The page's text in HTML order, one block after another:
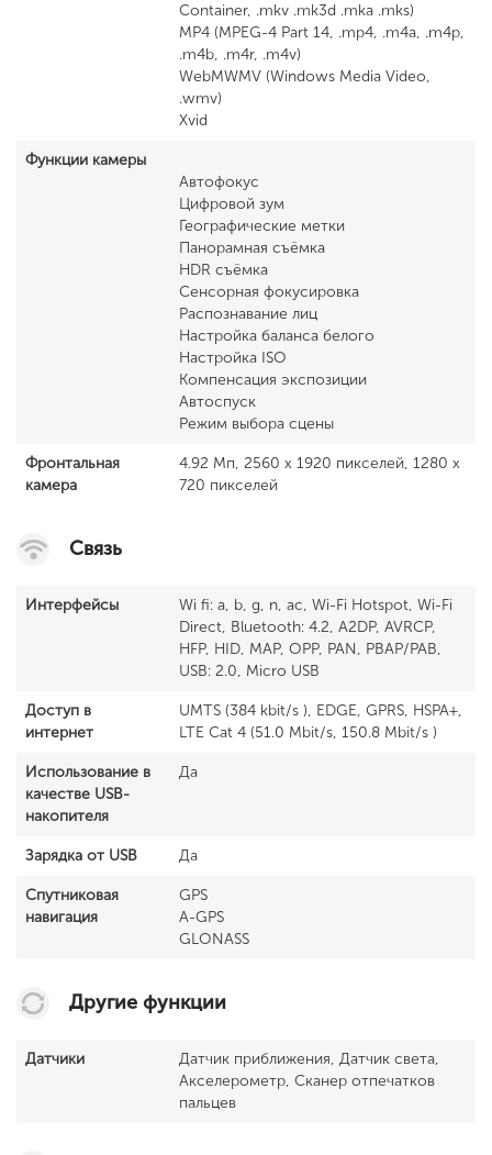
Container, .mkv .mk3d .mka .mks)
MP4 (MPEG-4 Part 14, .mp4, .m4a, .m4p,
.m4b, .m4r, .m4v)
WebMWMV (Windows Media Video,
.wmv)
Xvid
Функции камеры
Автофокус
Цифровой зум
Географические метки
Панорамная съёмка
HDR съёмка
Сенсорная фокусировка
Распознавание лиц
Настройка баланса белого
Настройка ISO
Компенсация экспозиции
Автоспуск
Режим выбора сцены
Фронтальная
камера
4.92 Мп, 2560 x 1920 пикселей, 1280 x
720 пикселей
Связь
Интерфейсы
Wi fi: a, b, g, n, ac, Wi-Fi Hotspot, Wi-Fi
Direct, Bluetooth: 4.2, A2DP, AVRCP,
HFP, HID, MAP, OPP, PAN, PBAP/PAB,
USB: 2.0, Micro USB
Доступ в
интернет
UMTS (384 kbit/s ), EDGE, GPRS, HSPA+,
LTE Cat 4 (51.0 Mbit/s, 150.8 Mbit/s )
Использование в
качестве USB-
накопителя
Да
Зарядка от USB Да
Спутниковая
навигация
GPS
A-GPS
GLONASS
Другие функции
Датчики
Датчик приближения, Датчик света,
Акселерометр, Сканер отпечатков
пальцев